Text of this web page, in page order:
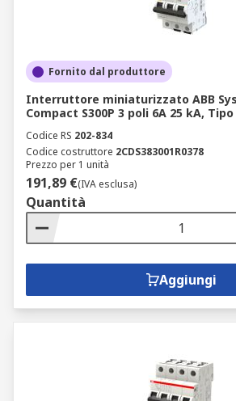
Fornito dal produttore
Interruttore miniaturizzato ABB
Compact S300P 3 poli 6A 25 kA, Tipo
Codice RS 202-834
Codice costruttore 2CDS383001R0378
Prezzo per 1 unità
191,89 €(IVA esclusa)
Quantità
Aggiungi